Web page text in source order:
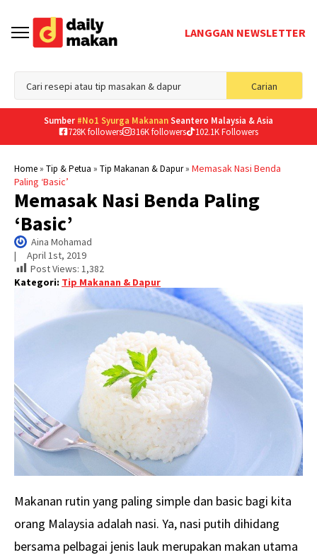
LANGGAN NEWSLETTER
Carian
for:
Sumber #No1 Syurga MakananSeantero Malaysia & Asia
728K followers
316K followers 102.1K Followers
Home» Tip & Petua » Tip Makanan & Dapur» Memasak Nasi Benda
Paling ‘Basic’
Memasak Nasi Benda Paling
‘Basic’
Aina Mohamad
| April 1st, 2019
Post Views: 1,382
Kategori: Tip Makanan & Dapur
Makanan rutin yang paling simple dan basic bagi kita
orang Malaysia adalah nasi. Ya, nasi putih dihidang
bersama pelbagai jenis lauk merupakan makan utama